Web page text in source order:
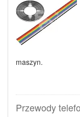
maszyn.
Przewody